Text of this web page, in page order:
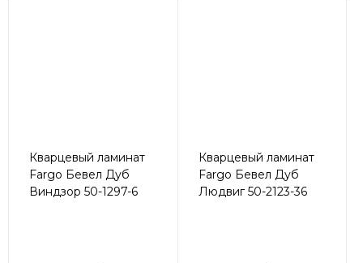
Кварцевый ламинат
Fargo Бевел Дуб
Виндзор 50-1297-6
Кварцевый ламинат
Fargo Бевел Дуб
Людвиг 50-2123-36